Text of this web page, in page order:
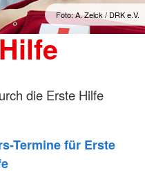
Foto: A. Zelck / DRK e.V.
die Erste Hilfe
Termine für Erste